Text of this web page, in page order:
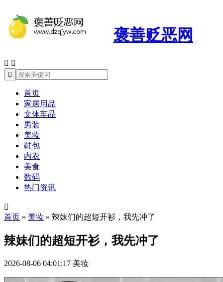
褒善贬恶网
 

首页
家居用品
文体车品
男装
美妆
鞋包
内衣
美食
数码
热门资讯

首页 » 美妆 » 辣妹们的超短开衫，我先冲了
辣妹们的超短开衫，我先冲了
2026-08-06 04:01:17 美妆